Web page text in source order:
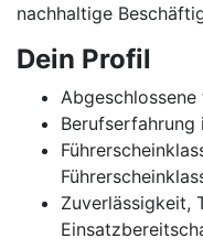
nachhaltige
Dein Profil
Zuverlässigkeit,